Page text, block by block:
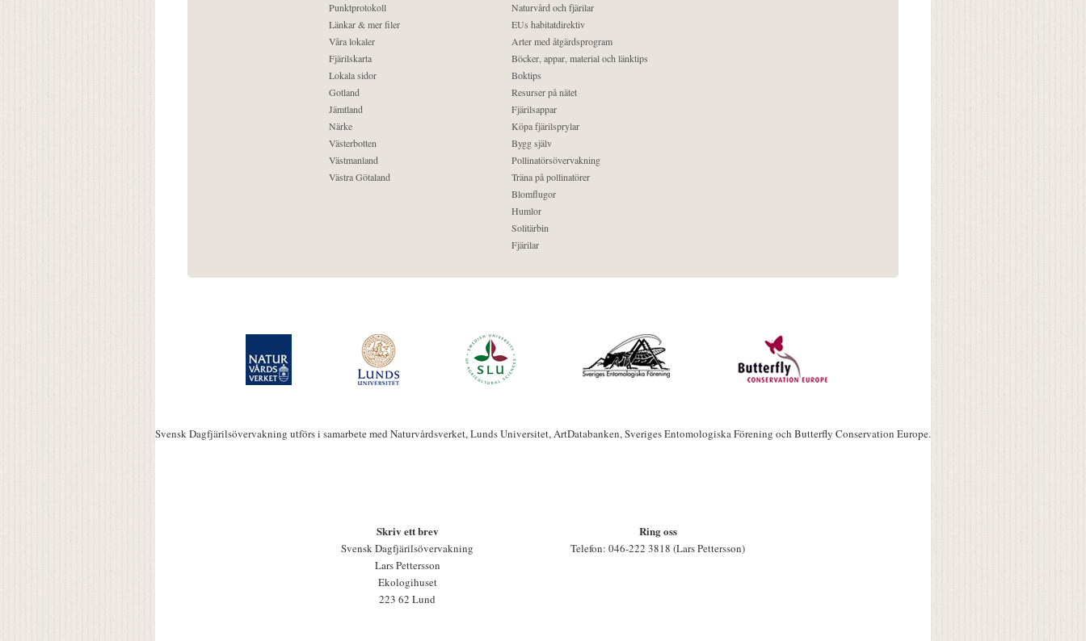
Punktprotokoll
Länkar & mer filer
Våra lokaler
Fjärilskarta
Lokala sidor
Gotland
Jämtland
Närke
Västerbotten
Västmanland
Västra Götaland
Naturvård och fjärilar
EUs habitatdirektiv
Arter med åtgärdsprogram
Böcker, appar, material och länktips
Boktips
Resurser på nätet
Fjärilsappar
Köpa fjärilsprylar
Bygg själv
Pollinatörsövervakning
Träna på pollinatörer
Blomflugor
Humlor
Solitärbin
Fjärilar
Svensk Dagfjärilsövervakning utförs i samarbete med Naturvårdsverket, Lunds Universitet, ArtDatabanken, Sveriges Entomologiska Förening och Butterfly Conservation Europe.
Skriv ett brev
Svensk Dagfjärilsövervakning
Lars Pettersson
Ekologihuset
223 62 Lund
Ring oss
Telefon: 046-222 3818 (Lars Pettersson)